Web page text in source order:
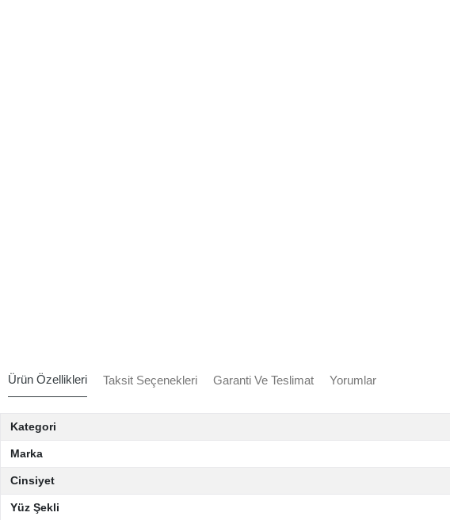
Ürün Özellikleri Taksit Seçenekleri Garanti Ve Teslimat Yorumlar
Kategori
Marka
Cinsiyet
Yüz Şekli